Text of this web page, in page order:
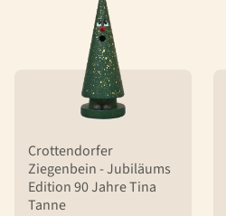
Crottendorfer
Ziegenbein - Jubiläums
Edition 90 Jahre Tina
Tanne